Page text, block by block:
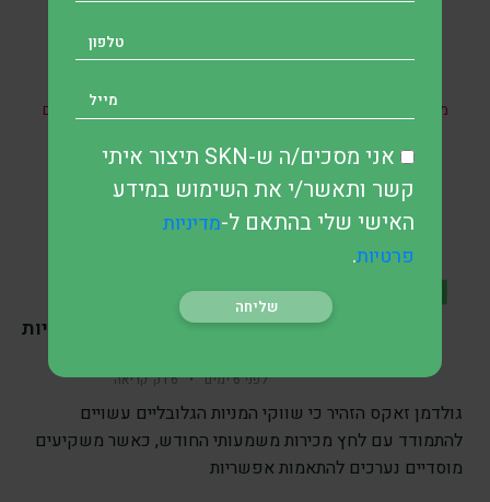
מהשקעות ואין האמור בו מהווה ייעוץ מקצועי לבצע השקעות בתחום
מיליארד דולר עלולות
להפעיל לחץ על שווקי המניות
לפני 6 ימים • 6 דק’ קריאה
גולדמן זאקס הזהיר כי שווקי המניות הגלובליים עשויים
להתמודד עם לחץ מכירות משמעותי החודש, כאשר משקיעים
מוסדיים נערכים להתאמות אפשריות
אני מסכים/ה ש-SKN תיצור איתי
קשר ותאשר/י את השימוש במידע
האישי שלי בהתאם ל-מדיניות
פרטיות.